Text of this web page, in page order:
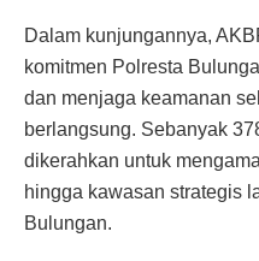
Dalam kunjungannya,
komitmen Polresta
dan menjaga keamanan
berlangsung. Sebanyak
dikerahkan untuk
hingga kawasan strategis
Bulungan.